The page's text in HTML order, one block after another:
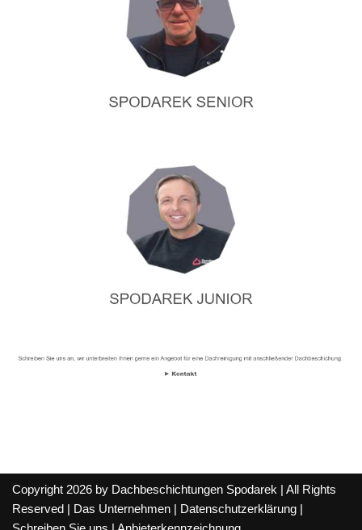
Copyright 2026 by Dachbeschichtungen Spodarek | All Rights
Reserved |
Das Unternehmen Datenschutzerklärung